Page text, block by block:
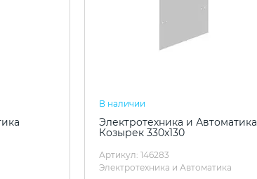
В наличии
Электротехника и Автоматика
Козырек 330х130
Артикул: 146283
Электротехника и Автоматика